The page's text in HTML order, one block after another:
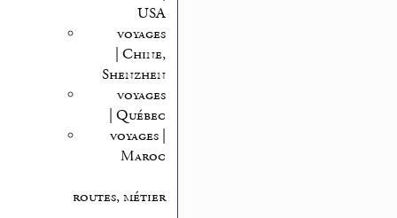
USA
voyages
| Chine,
Shenzhen
voyages
| Québec
voyages |
Maroc
routes, métier